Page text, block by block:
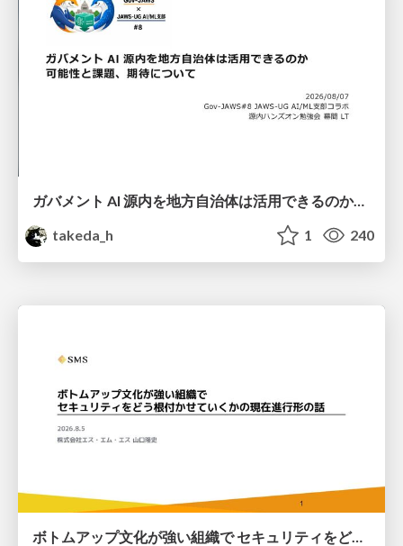
ガバメント AI 源内を地方自治体は活用できるのか 可能性と課題、期待について
takeda_h
1 240
ボトムアップ文化が強い組織で セキュリティをどう根付かせていくかの現在進行形の話 / Making Security Stick in a Bottom-Up Organization